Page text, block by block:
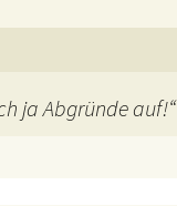
ja Abgründe auf!“